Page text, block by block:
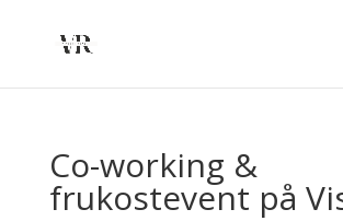
Co-working &
frukostevent på